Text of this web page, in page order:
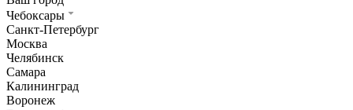
Чебоксары
Санкт-Петербург
Москва
Челябинск
Самара
Калининград
Воронеж